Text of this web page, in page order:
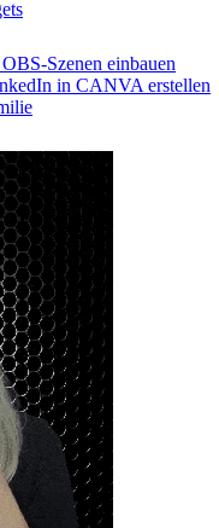
Szenen einbauen
in CANVA erstellen